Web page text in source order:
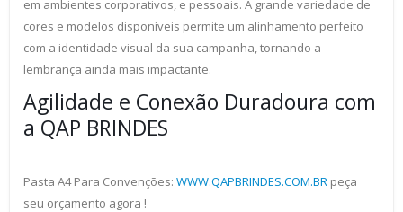
em ambientes corporativos, e pessoais. A grande variedade de
cores e modelos disponíveis permite um alinhamento perfeito
com a identidade visual da sua campanha, tornando a
lembrança ainda mais impactante.
Agilidade e Conexão Duradoura com
a QAP BRINDES
Pasta A4 Para Convenções: WWW.QAPBRINDES.COM.BR peça
seu orçamento agora !